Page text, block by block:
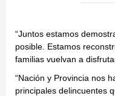
“Juntos estamos
posible. Estamos
familias vuelvan a
“Nación y Provincia nos
principales delincuentes